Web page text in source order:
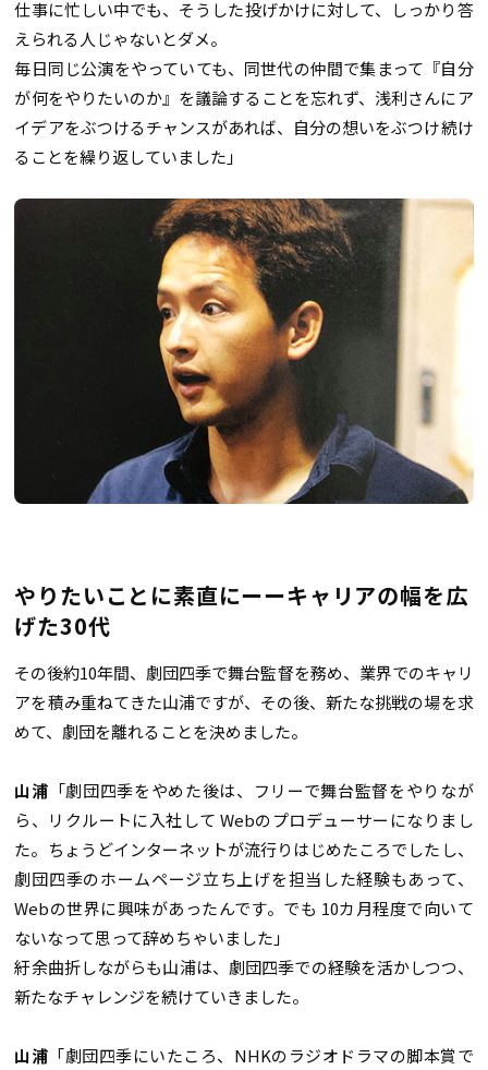
仕事に忙しい中でも、そうした投げかけに対して、しっかり答
えられる人じゃないとダメ。
毎日同じ公演をやっていても、同世代の仲間で集まって『自分
が何をやりたいのか』を議論することを忘れず、浅利さんにア
イデアをぶつけるチャンスがあれば、自分の想いをぶつけ続け
ることを繰り返していました」
やりたいことに素直にーーキャリアの幅を広
げた30代
その後約10年間、劇団四季で舞台監督を務め、業界でのキャリ
アを積み重ねてきた山浦ですが、その後、新たな挑戦の場を求
めて、劇団を離れることを決めました。
山浦 「劇団四季をやめた後は、フリーで舞台監督をやりなが
ら、リクルートに入社して Webのプロデューサーになりまし
た。ちょうどインターネットが流行りはじめたころでしたし、
劇団四季のホームページ立ち上げを担当した経験もあって、
Webの世界に興味があったんです。でも 10カ月程度で向いて
ないなって思って辞めちゃいました」
紆余曲折しながらも山浦は、劇団四季での経験を活かしつつ、
新たなチャレンジを続けていきました。
山浦 「劇団四季にいたころ、NHKのラジオドラマの脚本賞で